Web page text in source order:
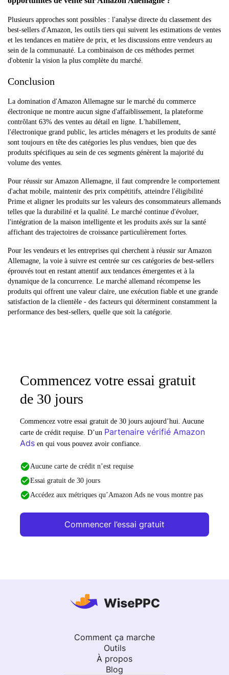
Plusieurs approches sont possibles : l'analyse directe du classement des
best-sellers d'Amazon, les outils tiers qui suivent les estimations de ventes
et les tendances en matière de prix, et les discussions entre vendeurs au
sein de la communauté. La combinaison de ces méthodes permet
d'obtenir la vision la plus complète du marché.
Conclusion
La domination d'Amazon Allemagne sur le marché du commerce
électronique ne montre aucun signe d'affaiblissement, la plateforme
contrôlant 63% des ventes au détail en ligne. L'habillement,
l'électronique grand public, les articles ménagers et les produits de santé
sont toujours en tête des catégories les plus vendues, bien que des
produits spécifiques au sein de ces segments génèrent la majorité du
volume des ventes.
Pour réussir sur Amazon Allemagne, il faut comprendre le comportement
d'achat mobile, maintenir des prix compétitifs, atteindre l'éligibilité
Prime et aligner les produits sur les valeurs des consommateurs allemands
telles que la durabilité et la qualité. Le marché continue d'évoluer,
l'intégration de la maison intelligente et les produits axés sur la santé
affichant des trajectoires de croissance particulièrement fortes.
Pour les vendeurs et les entreprises qui cherchent à réussir sur Amazon
Allemagne, la voie à suivre est centrée sur ces catégories de best-sellers
éprouvés tout en restant attentif aux tendances émergentes et à la
dynamique de la concurrence. Le marché allemand récompense les
produits qui offrent une valeur claire, une exécution fiable et une grande
satisfaction de la clientèle - des facteurs qui déterminent constamment la
performance des best-sellers, quelle que soit la catégorie.
Commencez votre essai gratuit
de 30 jours
Commencez votre essai gratuit de 30 jours aujourd’hui. Aucune
carte de crédit requise. D’un Partenaire vérifié Amazon
Ads en qui vous pouvez avoir confiance.
Aucune carte de crédit n’est requise
Essai gratuit de 30 jours
Accédez aux métriques qu’Amazon Ads ne vous montre pas
Commencer l’essai gratuit
Comment ça marche
Outils
À propos
Blog